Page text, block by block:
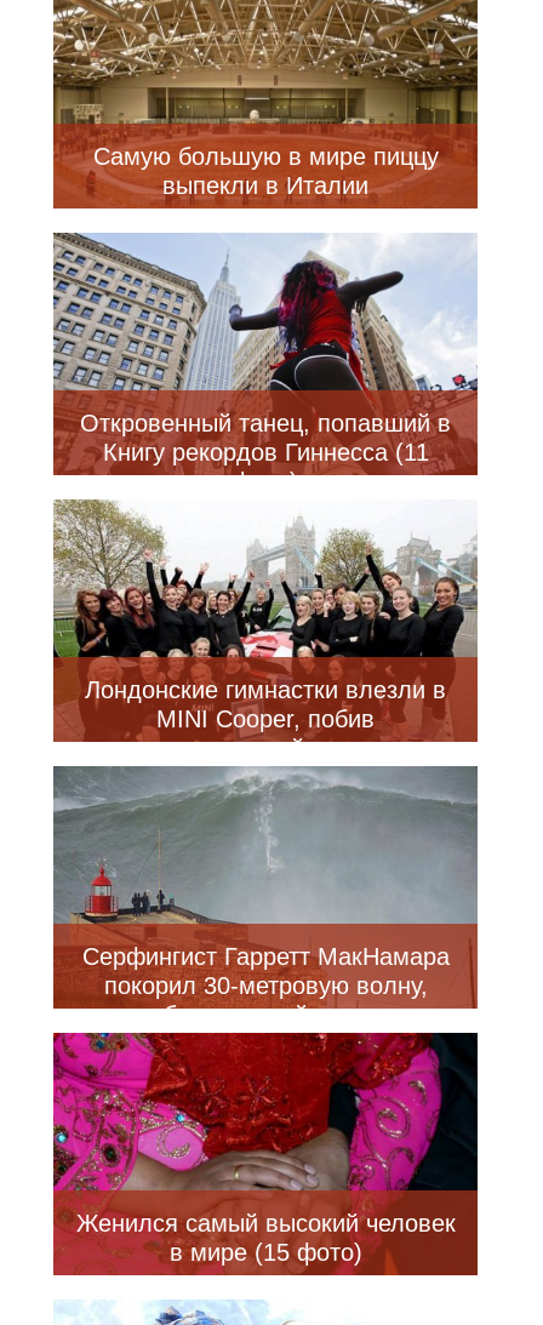
Самую большую в мире пиццу
выпекли в Италии
Откровенный танец, попавший в
Книгу рекордов Гиннесса (11
фото)
Лондонские гимнастки влезли в
MINI Cooper, побив
прошлогодний рекорд
Серфингист Гарретт МакНамара
покорил 30-метровую волну,
побив мировой рекорд
Женился самый высокий человек
в мире (15 фото)